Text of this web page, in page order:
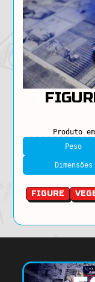
Produto
Peso
Dimensões
FIGURE